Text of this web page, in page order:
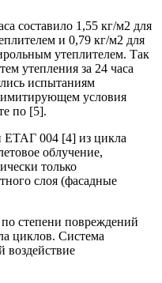
составило 1,55 кг/м2 для
и 0,79 кг/м2 для
утеплителем. Так
утепления за 24 часа
испытаниям
имитирующем условия
по [5].
ЕТАГ 004 [4] из цикла
облучение,
только
слоя (фасадные
степени повреждений
циклов. Система
воздействие